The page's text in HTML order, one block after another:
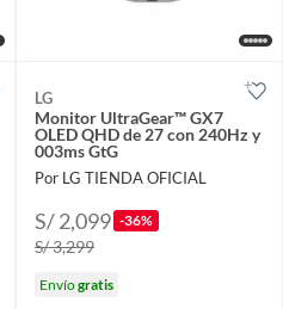
LG
Monitor UltraGear™ GX7
OLED QHD de 27 con 240Hz y
003ms GtG
Por LG TIENDA OFICIAL
S/ 2,099 -36%
S/ 3,299
Envíogratis